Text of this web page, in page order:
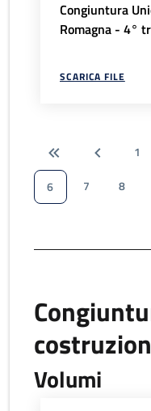
Congiuntura
Romagna - 4°
SCARICA FILE
1
6
7 8
Volumi